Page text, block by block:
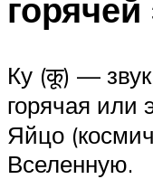
Ку (कू) —
горячая или
Яйцо
Вселенную.